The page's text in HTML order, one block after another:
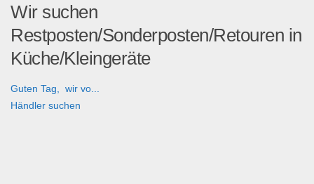
Wir suchen
Restposten/Sonderposten/Retouren in
Küche/Kleingeräte
Guten Tag, wir vo...
Händler suchen